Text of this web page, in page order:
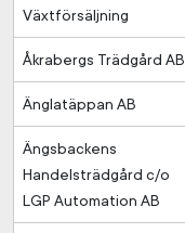
Växtförsäljning
Åkrabergs Trädgård AB
Änglatäppan AB
Ängsbackens
Handelsträdgård c/o
LGP Automation AB